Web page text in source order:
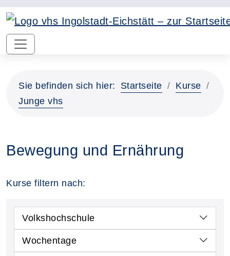
Sie befinden sich hier: Startseite
Kurse
Junge vhs
Bewegung und Ernährung
Kurse filtern nach:
Volkshochschule
Wochentage